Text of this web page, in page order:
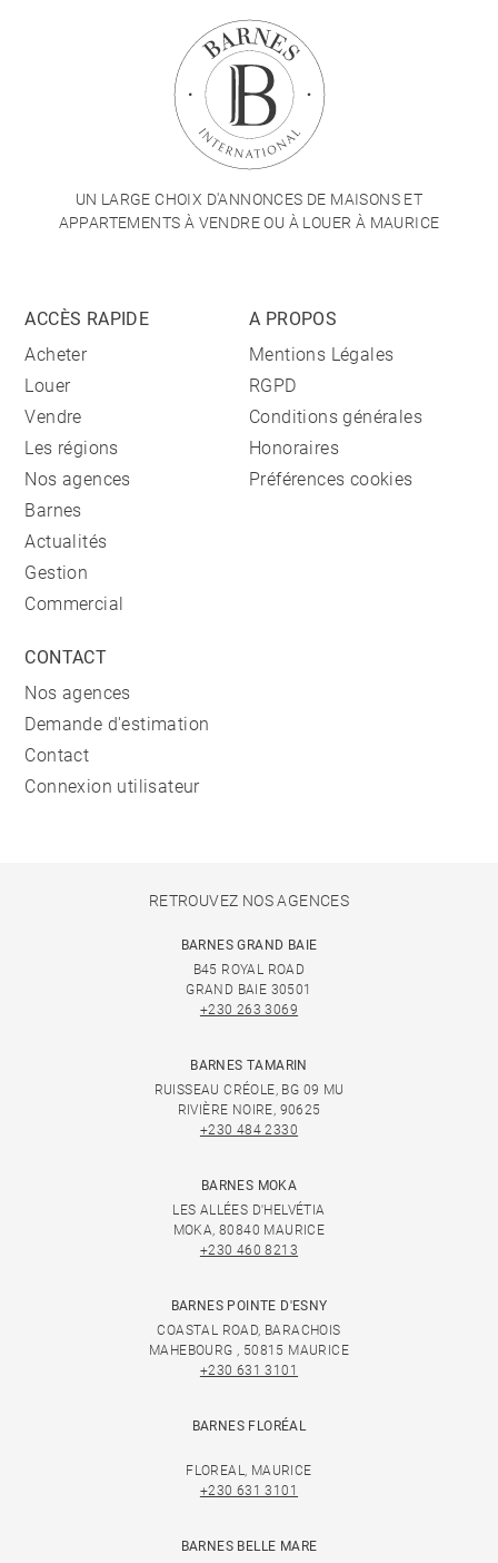
UN LARGE CHOIX D'ANNONCES DE MAISONS ET
APPARTEMENTS À VENDRE OU À LOUER À MAURICE
ACCÈS RAPIDE
Acheter
Louer
Vendre
Les régions
Nos agences
Barnes
Actualités
Gestion
Commercial
A PROPOS
Mentions Légales
RGPD
Conditions générales
Honoraires
Préférences cookies
CONTACT
Nos agences
Demande d'estimation
Contact
Connexion utilisateur
RETROUVEZ NOS AGENCES
BARNES GRAND BAIE
B45 ROYAL ROAD
GRAND BAIE 30501
+230 263 3069
BARNES TAMARIN
RUISSEAU CRÉOLE, BG 09 MU
RIVIÈRE NOIRE, 90625
+230 484 2330
BARNES MOKA
LES ALLÉES D'HELVÉTIA
MOKA, 80840 MAURICE
+230 460 8213
BARNES POINTE D'ESNY
COASTAL ROAD, BARACHOIS
MAHEBOURG , 50815 MAURICE
+230 631 3101
BARNES FLORÉAL
FLOREAL, MAURICE
+230 631 3101
BARNES BELLE MARE